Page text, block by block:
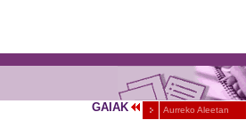
GAIAK Aurreko Aleetan